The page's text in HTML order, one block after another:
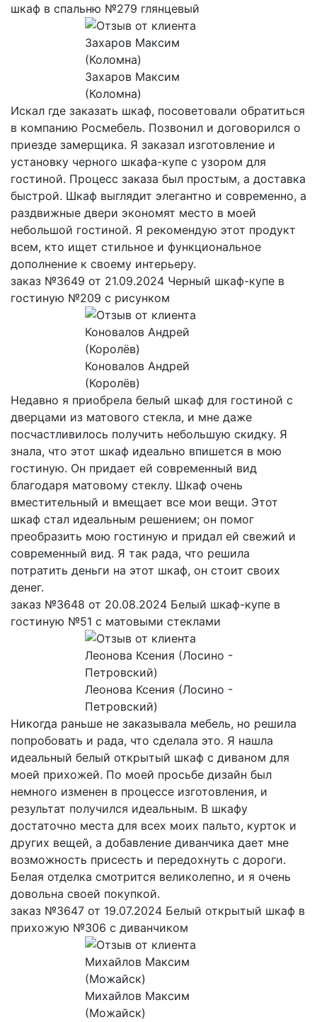
шкаф в спальню №279 глянцевый
Захаров Максим
(Коломна)
Искал где заказать шкаф, посоветовали обратиться
в компанию Росмебель. Позвонил и договорился о
приезде замерщика. Я заказал изготовление и
установку черного шкафа-купе с узором для
гостиной. Процесс заказа был простым, а доставка
быстрой. Шкаф выглядит элегантно и современно, а
раздвижные двери экономят место в моей
небольшой гостиной. Я рекомендую этот продукт
всем, кто ищет стильное и функциональное
дополнение к своему интерьеру.
заказ №3649 от 21.09.2024 Черный шкаф-купе в
гостиную №209 с рисунком
Коновалов Андрей
(Королёв)
Недавно я приобрела белый шкаф для гостиной с
дверцами из матового стекла, и мне даже
посчастливилось получить небольшую скидку. Я
знала, что этот шкаф идеально впишется в мою
гостиную. Он придает ей современный вид
благодаря матовому стеклу. Шкаф очень
вместительный и вмещает все мои вещи. Этот
шкаф стал идеальным решением; он помог
преобразить мою гостиную и придал ей свежий и
современный вид. Я так рада, что решила
потратить деньги на этот шкаф, он стоит своих
денег.
заказ №3648 от 20.08.2024 Белый шкаф-купе в
гостиную №51 с матовыми стеклами
Леонова Ксения (Лосино -
Петровский)
Никогда раньше не заказывала мебель, но решила
попробовать и рада, что сделала это. Я нашла
идеальный белый открытый шкаф с диваном для
моей прихожей. По моей просьбе дизайн был
немного изменен в процессе изготовления, и
результат получился идеальным. В шкафу
достаточно места для всех моих пальто, курток и
других вещей, а добавление диванчика дает мне
возможность присесть и передохнуть с дороги.
Белая отделка смотрится великолепно, и я очень
довольна своей покупкой.
заказ №3647 от 19.07.2024 Белый открытый шкаф в
прихожую №306 с диванчиком
Михайлов Максим
(Можайск)